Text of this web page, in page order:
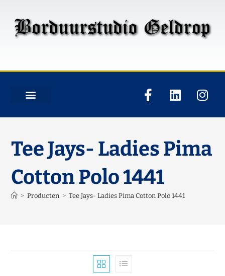
Tee Jays- Ladies Pima
Cotton Polo 1441
> Producten > Tee Jays- Ladies Pima Cotton Polo 1441